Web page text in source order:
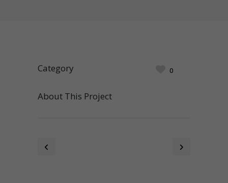
Category
About This Project
0